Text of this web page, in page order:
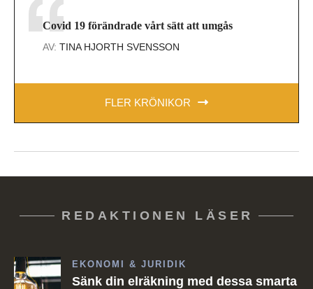
Covid 19 förändrade vårt sätt att umgås
AV: TINA HJORTH SVENSSON
FLER KRÖNIKOR
REDAKTIONEN LÄSER
EKONOMI & JURIDIK
Sänk din elräkning med dessa smarta